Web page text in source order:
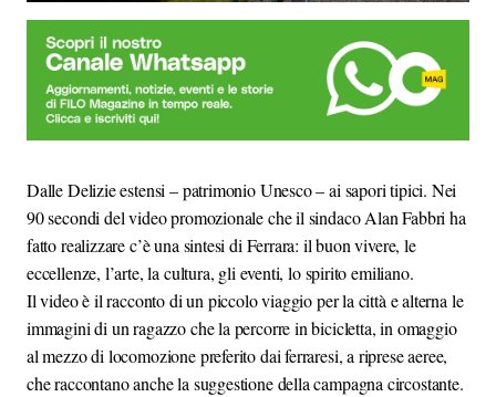
Dalle Delizie estensi – patrimonio Unesco – ai sapori tipici. Nei
90 secondi del video promozionale che il sindaco Alan Fabbri ha
fatto realizzare c’è una sintesi di Ferrara: il buon vivere, le
eccellenze, l’arte, la cultura, gli eventi, lo spirito emiliano.
Il video è il racconto di un piccolo viaggio per la città e alterna le
immagini di un ragazzo che la percorre in bicicletta, in omaggio
al mezzo di locomozione preferito dai ferraresi, a riprese aeree,
che raccontano anche la suggestione della campagna circostante.